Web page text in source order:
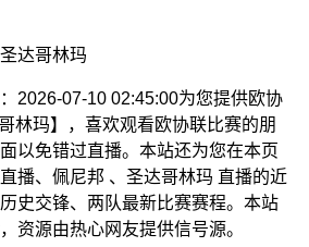
达哥林玛
2026-07-10 02:45:00为您提供欧协
林玛】，喜欢观看欧协联比赛的朋
以免错过直播。本站还为您在本页
播、佩尼邦 、圣达哥林玛 直播的近
史交锋、两队最新比赛赛程。本站
资源由热心网友提供信号源。